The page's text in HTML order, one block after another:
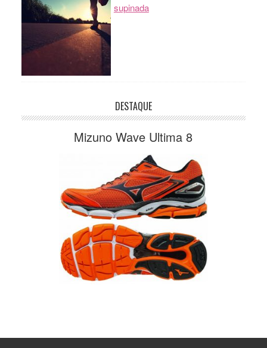
supinada
DESTAQUE
Mizuno Wave Ultima 8